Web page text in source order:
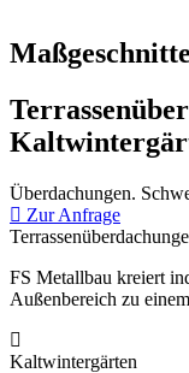
Überdachungen.
Zur Anfrage
FS Metallbau kreiert
Außenbereich zu
Kaltwintergärten